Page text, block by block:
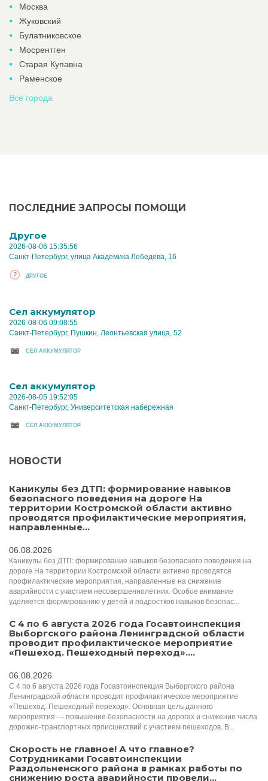
Москва
Жуковский
Булатниковское
Мосрентген
Старая Купавна
Раменское
Все города
ПОСЛЕДНИЕ ЗАПРОСЫ ПОМОЩИ
Другое
2026-08-06 15:35:56
Санкт-Петербург, улица Академика Лебедева, 16
ДРУГОЕ
Cел аккумулятор
2026-08-06 09:08:55
Санкт-Петербург, Пушкин, Леонтьевская улица, 52
CЕЛ АККУМУЛЯТОР
Cел аккумулятор
2026-08-05 19:52:05
Санкт-Петербург, Университетская набережная
CЕЛ АККУМУЛЯТОР
НОВОСТИ
Каникулы без ДТП: формирование навыков
безопасного поведения на дороге На
территории Костромской области активно
проводятся профилактические мероприятия,
направленные...
06.08.2026
Каникулы без ДТП: формирование навыков безопасного поведения на
дороге На территории Костромской области активно проводятся
профилактические мероприятия, направленные на снижение
аварийности с участием несовершеннолетних. Особое внимание
уделяется формированию у детей и подростков навыков безопас...
С 4 по 6 августа 2026 года Госавтоинспекция
Выборгского района Ленинградской области
проводит профилактическое мероприятие
«Пешеход. Пешеходный переход»....
06.08.2026
С 4 по 6 августа 2026 года Госавтоинспекция Выборгского района
Ленинградской области проводит профилактическое мероприятие
«Пешеход. Пешеходный переход». Основная цель данного
мероприятия — повышение безопасности на дорогах и снижение числа
дорожно-транспортных происшествий с участием пешеходов. В...
Скорость не главное! А что главное?
Сотрудниками Госавтоинспекции
Раздольненского района в рамках работы по
снижению роста аварийности провели...